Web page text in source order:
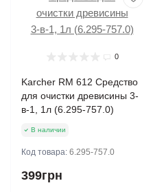
0
Karcher RM 612 Средство
для очистки древисины 3-
в-1, 1л (6.295-757.0)
В наличии
Код товара: 6.295-757.0
399грн